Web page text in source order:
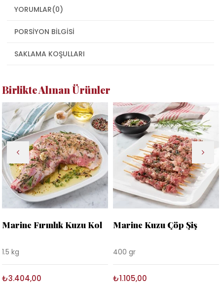
YORUMLAR(0)
PORSIYON BILGISI
SAKLAMA KOŞULLARI
Birlikte Alınan Ürünler
Marine Fırınlık Kuzu Kol
1.5 kg
₺3.404,00
Marine Kuzu Çöp Şiş
400 gr
₺1.105,00